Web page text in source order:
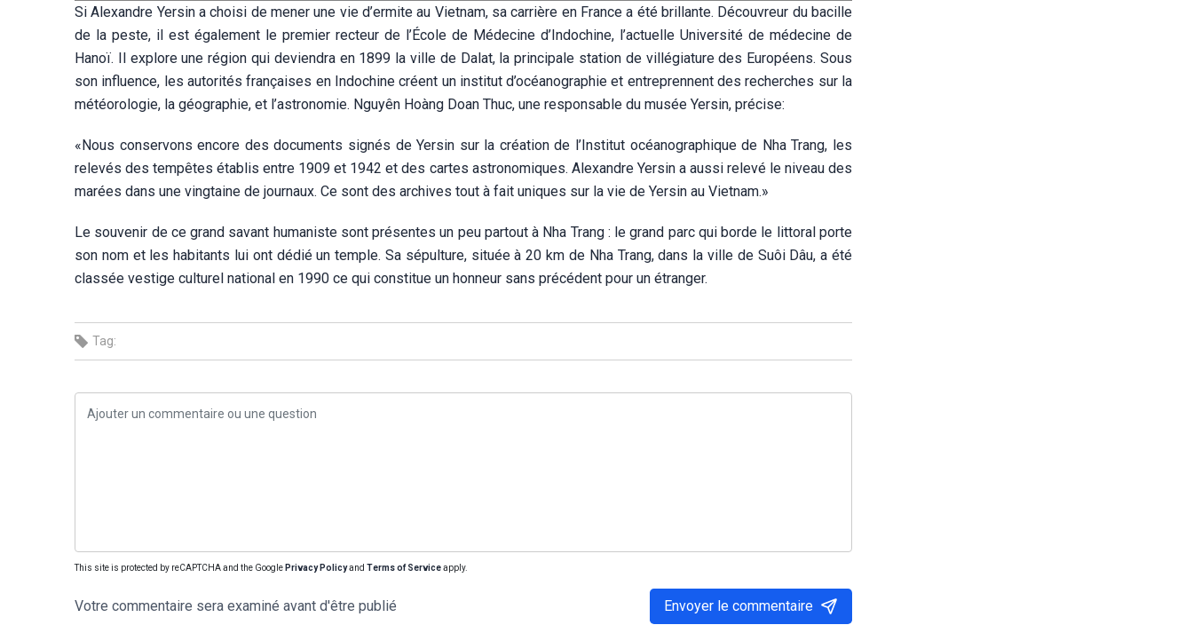
Si Alexandre Yersin a choisi de mener une vie d’ermite au Vietnam, sa carrière en France a été brillante. Découvreur du bacille
de la peste, il est également le premier recteur de l’École de Médecine d’Indochine, l’actuelle Université de médecine de
Hanoï. Il explore une région qui deviendra en 1899 la ville de Dalat, la principale station de villégiature des Européens. Sous
son influence, les autorités françaises en Indochine créent un institut d’océanographie et entreprennent des recherches sur la
météorologie, la géographie, et l’astronomie. Nguyên Hoàng Doan Thuc, une responsable du musée Yersin, précise:
«Nous conservons encore des documents signés de Yersin sur la création de l’Institut océanographique de Nha Trang, les
relevés des tempêtes établis entre 1909 et 1942 et des cartes astronomiques. Alexandre Yersin a aussi relevé le niveau des
marées dans une vingtaine de journaux. Ce sont des archives tout à fait uniques sur la vie de Yersin au Vietnam.»
Le souvenir de ce grand savant humaniste sont présentes un peu partout à Nha Trang : le grand parc qui borde le littoral porte
son nom et les habitants lui ont dédié un temple. Sa sépulture, située à 20 km de Nha Trang, dans la ville de Suôi Dâu,a été
classée vestige culturel national en 1990 ce qui constitue un honneur sans précédent pour un étranger.
Tag:
This site is protected by reCAPTCHA and the Google Privacy Policyand Terms of Serviceapply.
Votre commentaire sera examiné avant d'être publié
Envoyer le commentaire